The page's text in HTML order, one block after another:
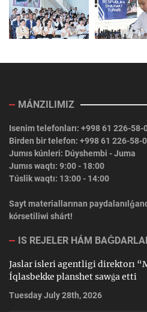
MÁNZILIMIZ
Isenim telefonları: +998 61 226-58-
Birden bir telefon: +998 61 226-58-
Jumıs kúnleri: Dúyshembi - Juma
Jumıs waqtı: 9:00 - 18:00
Túslik waqtı: 13:00 - 14:00
Sayt materiallarınan
kórsetiliwi shárt!
IS REJELER HÁM
Jaslar isleri agentligi direktorı
Íqlasbekke planshet sawǵa etti
Tuesday July 28th, 2026